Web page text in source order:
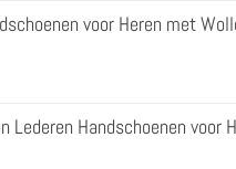
voor Heren met
Lederen Handschoenen voor